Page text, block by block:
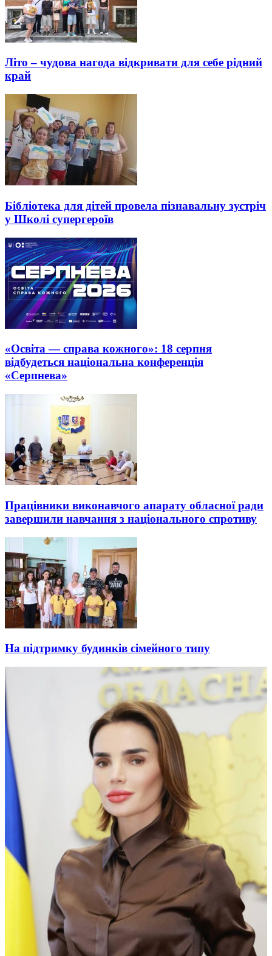
Літо – чудова нагода відкривати для себе рідний
край
Бібліотека для дітей провела пізнавальну зустріч
у Школі супергероїв
«Освіта — справа кожного»: 18 серпня
відбудеться національна конференція
«Серпнева»
Працівники виконавчого апарату обласної ради
завершили навчання з національного спротиву
На підтримку будинків сімейного типу